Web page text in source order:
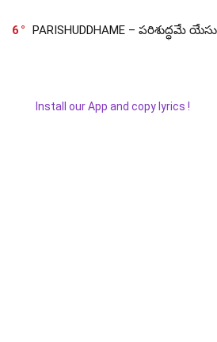
6 PARISHUDDHAME – పరిశుద్ధమే
Install our App and copy lyrics !